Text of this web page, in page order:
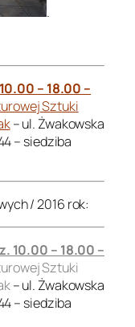
.
– 18.00 –
Sztuki
– ul. Żwakowska
– siedziba
/ 2016 rok:
10.00 – 18.00 –
Sztuki
– ul. Żwakowska
– siedziba